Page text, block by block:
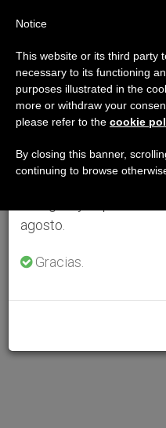
Aviso
Del 27 de julio al 7
anual, aprovechando
se generan menos
agosto.
Gracias.
Notice
This website or its third party
necessary to its functioning
purposes illustrated in the
more or withdraw your
please refer to the cookie
By closing this banner,
continuing to browse